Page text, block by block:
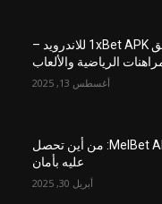
عنوان: تحميل تطبيق 1xBet APK للاندرويد –
الرياضية والألعاب
أغسطس 13, 2025
أحدث إصدار من MelBet APK: من أين تحصل
عليه بأمان
أبريل 30, 2025